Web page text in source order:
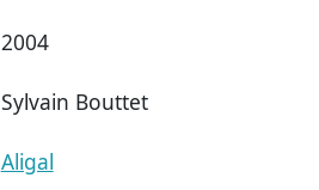
2004
Sylvain Bouttet
Aligal